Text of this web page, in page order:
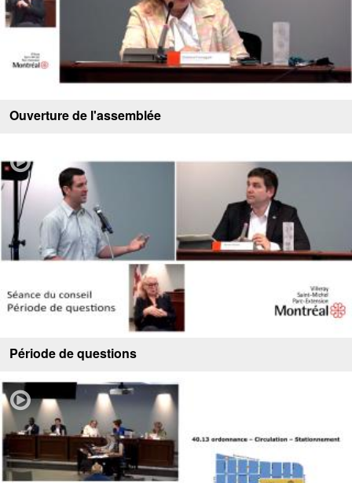
Ouverture de l'assemblée
Période de questions